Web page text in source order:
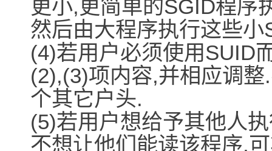
更小,更简单的SGID程序
然后由大程序执行这些小
(4)若用户必须使用SUID
(2),(3)项内容,并相应调
个其它户头.
(5)若用户想给予其他人
不想让他们能读该程序,